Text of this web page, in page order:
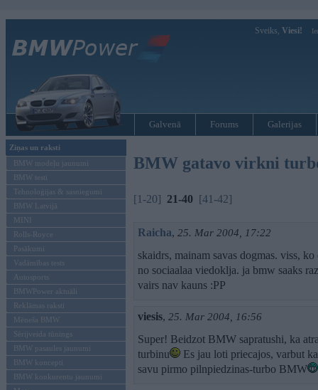
Sveiks, Viesi!
Galvenā Forums Galerijas
Ziņas un raksti
BMW modeļu jaunumi
BMW testi
Tehnoloģijas & sasniegumi
BMW Latvijā
MINI
Rolls-Royce
Pasākumi
Vadāmības tests
Autosports
BMWPower aktuāli
Reklāmas raksti
Mēneša BMW
Sērijveida tūnings
BMW pasaules jaunumi
BMW koncepti
BMW konkurentu jaunumi
BMW gatavo virkni
[1-20] 21-40 [41-42]
Raicha, 25. Mar 2004, 17:22
skaidrs, mainam savas dogmas. viss,
no sociaalaa viedoklja. ja bmw saaks
vairs nav kauns :PP
viesis, 25. Mar 2004, 16:56
Super! Beidzot BMW sapratushi, ka
turbinu
Es jau loti priecajos, varbut
savu pirmo pilnpiedzinas-turbo BMW